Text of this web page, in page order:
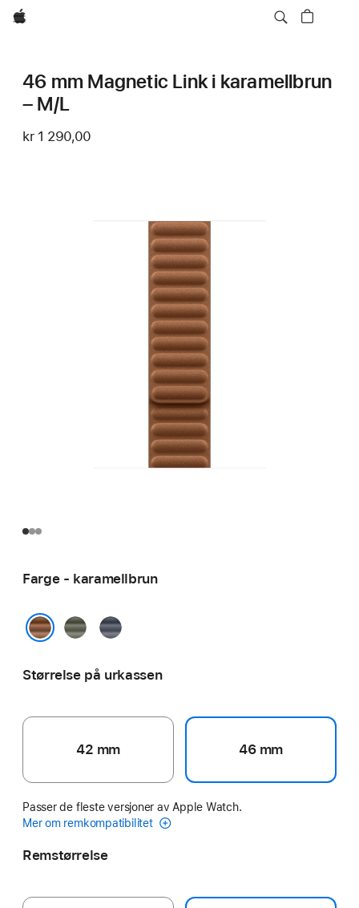
Apple
46 mm Magnetic Link i karamellbrun
– M/L
kr 1 290,00
Farge - karamellbrun
salviegråmarineblå
Størrelse på urkassen
42 mm 46 mm
Passer de fleste versjoner av Apple Watch.
Mer om remkompatibilitet
Remstørrelse